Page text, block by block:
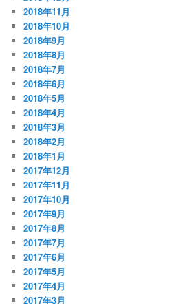
2018年11月
2018年10月
2018年9月
2018年8月
2018年7月
2018年6月
2018年5月
2018年4月
2018年3月
2018年2月
2018年1月
2017年12月
2017年11月
2017年10月
2017年9月
2017年8月
2017年7月
2017年6月
2017年5月
2017年4月
2017年3月